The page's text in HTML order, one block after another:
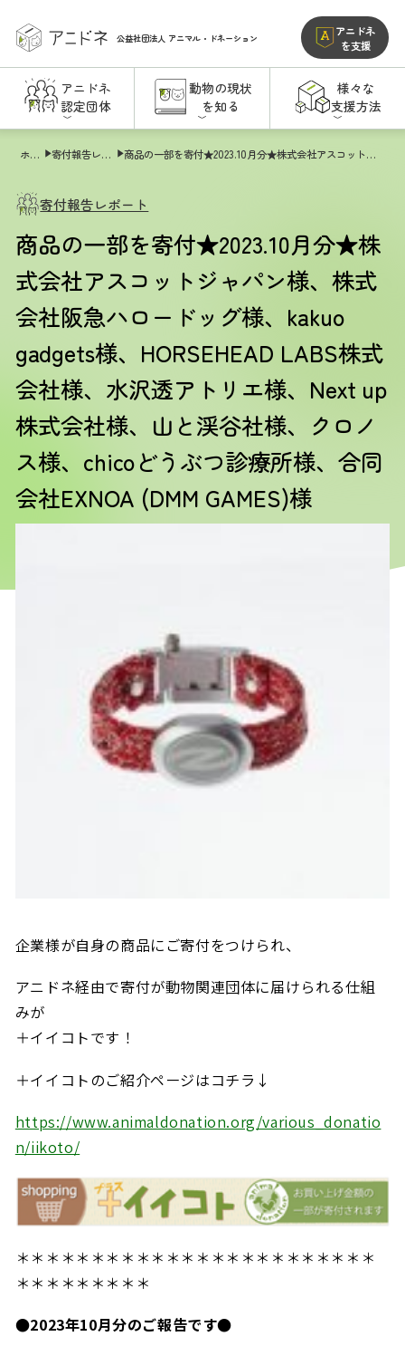
公益社団法人 アニマル・ドネーション
アニドネ
を支援
アニドネ
認定団体
動物の現状
を知る
様々な
支援方法
ホーム 寄付報告レポート 商品の一部を寄付★2023.10月分★株式会社アスコットジャパン様、株式会社阪急ハロードッグ様、kakuo gadgets様、HORSEHEAD LABS株式会社様、水沢透アトリエ様、Next up株式会社様、山と渓谷社様、クロノス様、chicoどうぶつ診療所様、合同会社EXNOA (DMM GAMES)様
寄付報告レポート
商品の一部を寄付★2023.10月分★株
式会社アスコットジャパン様、株式
会社阪急ハロードッグ様、kakuo
gadgets様、HORSEHEAD LABS株式
会社様、水沢透アトリエ様、Next up
株式会社様、山と渓谷社様、クロノ
ス様、chicoどうぶつ診療所様、合同
会社EXNOA (DMM GAMES)様
企業様が自身の商品にご寄付をつけられ、
アニドネ経由で寄付が動物関連団体に届けられる仕組
みが
＋イイコトです！
＋イイコトのご紹介ページはコチラ↓
https://www.animaldonation.org/various_donatio
n/iikoto/
＊＊＊＊＊＊＊＊＊＊＊＊＊＊＊＊＊＊＊＊＊＊＊＊
＊＊＊＊＊＊＊＊＊
●2023年10月分のご報告です●